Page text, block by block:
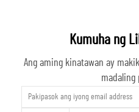
Kumuha ng
Ang aming kinatawan ay
madaling